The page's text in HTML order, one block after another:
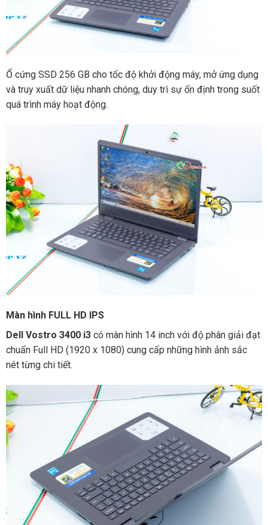
Ổ cứng SSD 256 GB cho tốc độ khởi động máy, mở ứng dụng
và truy xuất dữ liệu nhanh chóng, duy trì sự ổn định trong suốt
quá trình máy hoạt động.
Màn hình FULL HD IPS
Dell Vostro 3400 i3có màn hình 14 inch với độ phân giải đạt
chuẩn Full HD (1920 x 1080) cung cấp những hình ảnh sắc
nét từng chi tiết.